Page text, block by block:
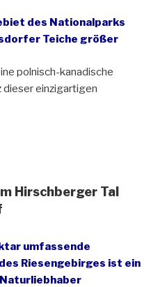
des Nationalparks
Teiche größer
polnisch-kanadische
dieser einzigartigen
Hirschberger Tal
umfassende
Riesengebirges ist ein